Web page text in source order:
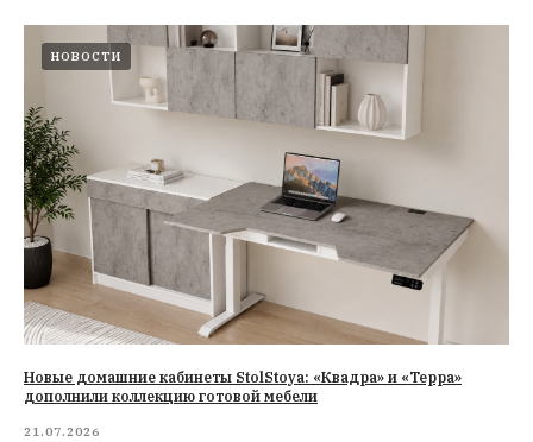
НОВОСТИ
Новые домашние кабинеты StolStoya: «Квадра» и «Терра»
дополнили коллекцию готовой мебели
21.07.2026